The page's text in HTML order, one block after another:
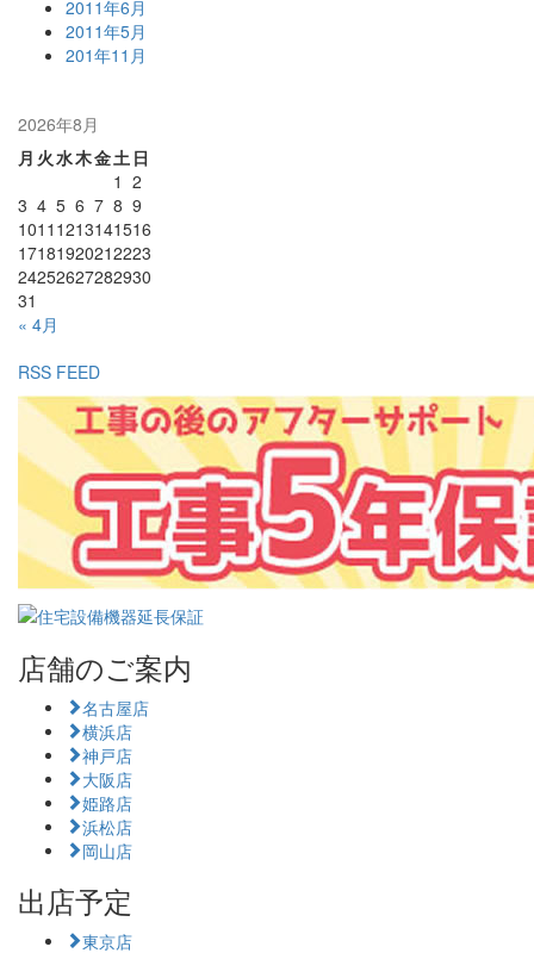
2011年6月
2011年5月
201年11月
2026年8月
月 火水木金土 日
1 2
3 4 5 6 7 8 9
1011 1213141516
17181920212223
24252627282930
31
« 4月
RSS FEED
店舗のご案内
名古屋店
横浜店
神戸店
大阪店
姫路店
浜松店
岡山店
出店予定
東京店